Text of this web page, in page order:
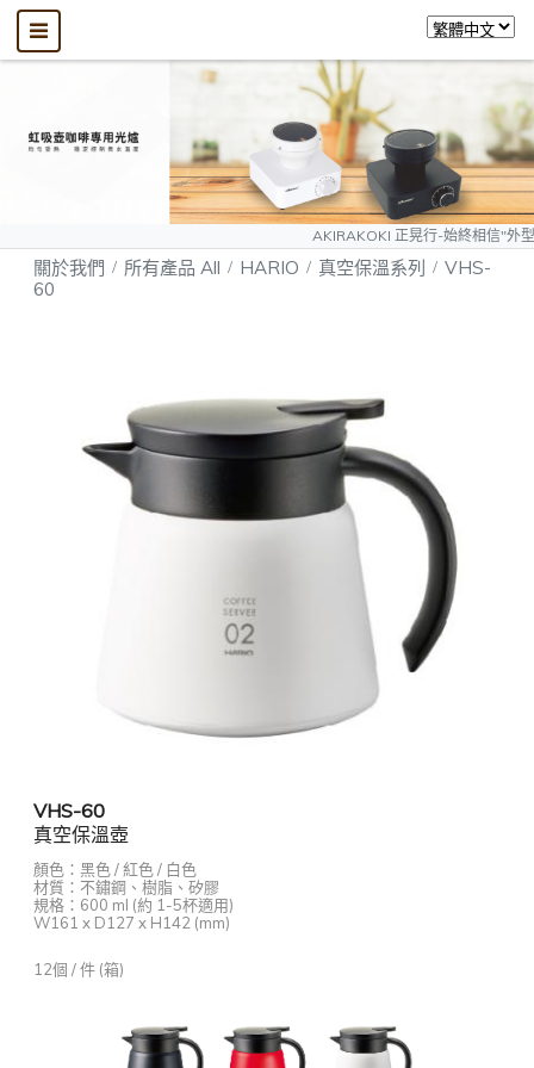
AKIRAKOKI 正晃行-始終相信"
關於我們 所有產品 All HARIO 真空保溫系列
VHS-
60
VHS-60
真空保溫壺
顏色：黑色 / 紅色 / 白色
材質：不鏽鋼、樹脂、矽膠
規格：600 ml (約 1-5杯適用)
W161 x D127 x H142 (mm)
12個 / 件 (箱)